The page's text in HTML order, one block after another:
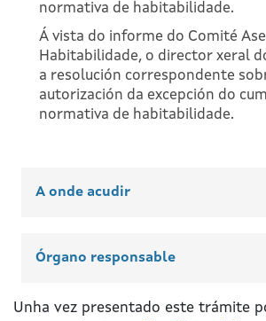
normativa de habitabilidade.
Á vista do informe do Comité
Habitabilidade, o director xeral
a resolución correspondente
autorización da excepción do
normativa de habitabilidade.
A onde acudir
Órgano responsable
Unha vez presentado este trámite